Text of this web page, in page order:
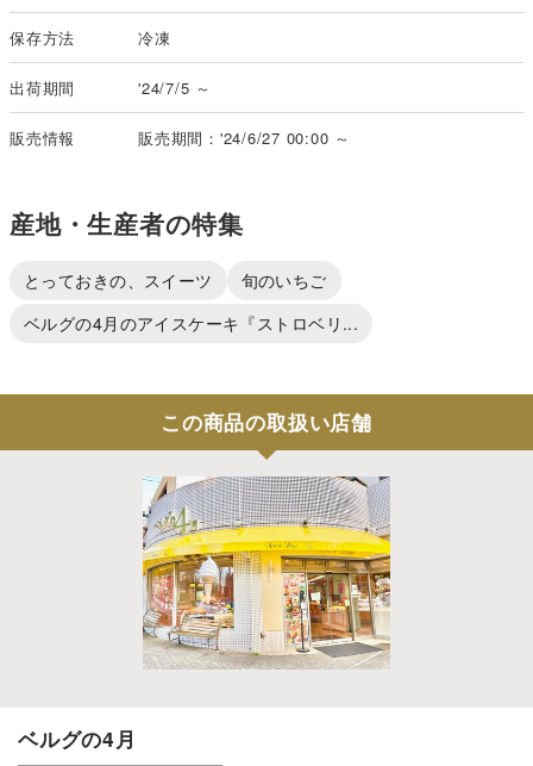
保存方法 冷凍
出荷期間 '24/7/5 ～
販売情報 販売期間：'24/6/27 00:00 ～
産地・生産者の特集
とっておきの、スイーツ
旬のいちご
ベルグの4月のアイスケーキ『ストロベリ...
この商品の取扱い店舗
ベルグの4月